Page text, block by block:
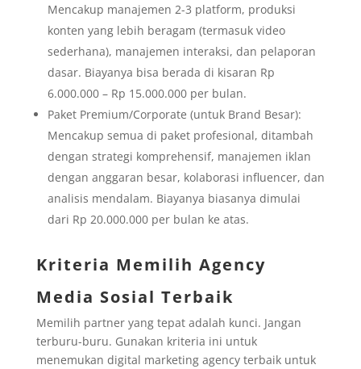
Mencakup manajemen 2-3 platform, produksi
konten yang lebih beragam (termasuk video
sederhana), manajemen interaksi, dan pelaporan
dasar. Biayanya bisa berada di kisaran Rp
6.000.000 – Rp 15.000.000 per bulan.
Paket Premium/Corporate (untuk Brand Besar):
Mencakup semua di paket profesional, ditambah
dengan strategi komprehensif, manajemen iklan
dengan anggaran besar, kolaborasi influencer, dan
analisis mendalam. Biayanya biasanya dimulai
dari Rp 20.000.000 per bulan ke atas.
Kriteria Memilih Agency
Media Sosial Terbaik
Memilih partner yang tepat adalah kunci. Jangan
terburu-buru. Gunakan kriteria ini untuk
menemukan digital marketing agency terbaik untuk